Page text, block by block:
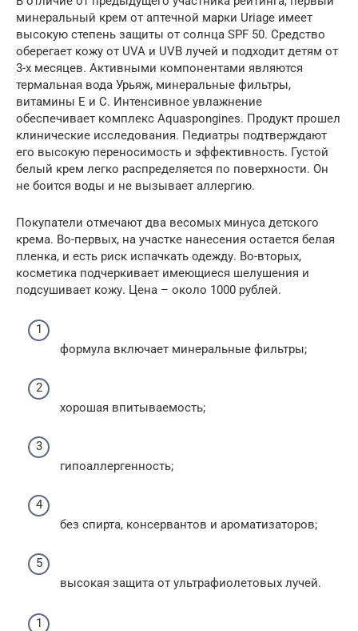
минеральный крем от аптечной марки Uriage имеет
высокую степень защиты от солнца SPF 50. Средство
оберегает кожу от UVA и UVB лучей и подходит детям от
3-х месяцев. Активными компонентами являются
термальная вода Урьяж, минеральные фильтры,
витамины Е и С. Интенсивное увлажнение
обеспечивает комплекс Aquaspongines. Продукт прошел
клинические исследования. Педиатры подтверждают
его высокую переносимость и эффективность. Густой
белый крем легко распределяется по поверхности. Он
не боится воды и не вызывает аллергию.
Покупатели отмечают два весомых минуса детского
крема. Во-первых, на участке нанесения остается белая
пленка, и есть риск испачкать одежду. Во-вторых,
косметика подчеркивает имеющиеся шелушения и
подсушивает кожу. Цена – около 1000 рублей.
формула включает минеральные фильтры;
хорошая впитываемость;
гипоаллергенность;
без спирта, консервантов и ароматизаторов;
высокая защита от ультрафиолетовых лучей.